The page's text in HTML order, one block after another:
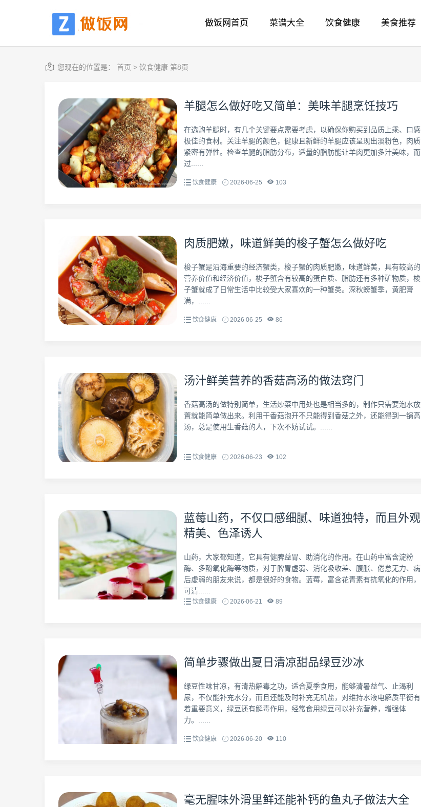
做饭网首页 菜谱大全 饮食健康 美食推荐
您现在的位置是： 首页 > 饮食健康 第8页
羊腿怎么做好吃又简单：美味羊腿烹饪技巧
在选购羊腿时，有几个关键要点需要考虑，以确保你购买到品质上乘、口感
极佳的食材。关注羊腿的颜色，健康且新鲜的羊腿应该呈现出淡粉色，肉质
紧密有弹性。检查羊腿的脂肪分布，适量的脂肪能让羊肉更加多汁美味，而
过......
饮食健康 2026-06-25 103
肉质肥嫩，味道鲜美的梭子蟹怎么做好吃
梭子蟹是沿海重要的经济蟹类，梭子蟹的肉质肥嫩，味道鲜美，具有较高的
营养价值和经济价值，梭子蟹含有较高的蛋白质、脂肪还有多种矿物质，梭
子蟹就成了日常生活中比较受大家喜欢的一种蟹类。深秋螃蟹季，黄肥膏
满，......
饮食健康 2026-06-25 86
汤汁鲜美营养的香菇高汤的做法窍门
香菇高汤的做特别简单，生活炒菜中用处也是相当多的，制作只需要泡水放
置就能简单做出来。利用干香菇泡开不只能得到香菇之外，还能得到一锅高
汤，总是使用生香菇的人，下次不妨试试。......
饮食健康 2026-06-23 102
蓝莓山药，不仅口感细腻、味道独特，而且外观
精美、色泽诱人
山药，大家都知道，它具有健脾益胃、助消化的作用。在山药中富含淀粉
酶、多酚氧化酶等物质，对于脾胃虚弱、消化吸收差、腹胀、倦怠无力、病
后虚弱的朋友来说，都是很好的食物。蓝莓，富含花青素有抗氧化的作用，
可清......
饮食健康 2026-06-21 89
简单步骤做出夏日清凉甜品绿豆沙冰
绿豆性味甘凉，有清热解毒之功，适合夏季食用，能够清暑益气、止渴利
尿，不仅能补充水分，而且还能及时补充无机盐，对维持水液电解质平衡有
着重要意义，绿豆还有解毒作用，经常食用绿豆可以补充营养，增强体
力。......
饮食健康 2026-06-20 110
毫无腥味外滑里鲜还能补钙的鱼丸子做法大全